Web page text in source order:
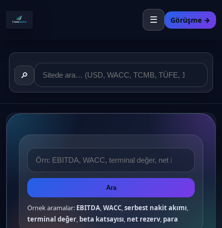
☰ Görüşme →
🔎
Ara
Örnek aramalar: EBITDA,WACC,serbest nakit akımı,
terminal değer, beta katsayısı, net rezerv, para